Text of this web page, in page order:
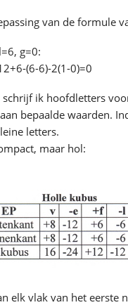
van de formule
g=0:
(6-6)-2(1-0)=0
ik hoofdletters
bepaalde waarden.
letters.
maar hol:
elk vlak van het eerste